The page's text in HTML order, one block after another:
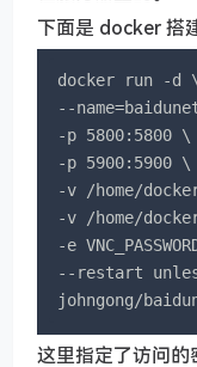
下面是 docker 搭
docker run -d \
--
-p 5800:5800 \
-p 5900:5900 \
-v /home/
-v /home/
-e
--restart
johngong/
这里指定了访问的